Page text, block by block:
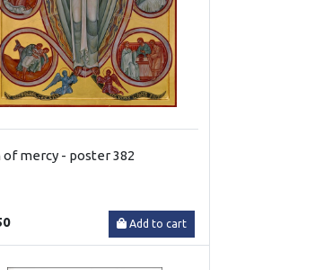
of mercy - poster 382
Add to cart